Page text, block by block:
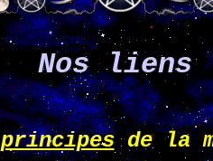
Nos liens
principesde la